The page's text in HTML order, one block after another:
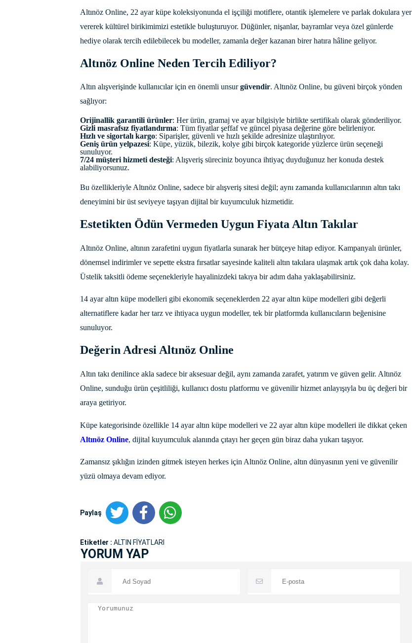
Altınöz Online, 22 ayar küpe koleksiyonunda el işçiliği motiflere, otantik işlemelere ve parlak dokulara yer
vererek kültürel birikimimizi estetikle buluşturuyor. Düğünler, nişanlar, bayramlar veya özel günlerde
hediye olarak tercih edilebilecek bu modeller, zamanla değer kazanan birer hatıra hâline geliyor.
Altınöz Online Neden Tercih Ediliyor?
Altın alışverişinde kullanıcılar için en önemli unsurgüvendir. Altınöz Online, bu güveni birçok yönden
sağlıyor:
Orijinallik garantili ürünler: Her ürün, gramaj ve ayar bilgisiyle birlikte sertifikalı olarak gönderiliyor.
Gizli masrafsız fiyatlandırma: Tüm fiyatlar şeffaf ve güncel piyasa değerine göre belirleniyor.
Hızlı ve sigortalı kargo: Siparişler, güvenli ve hızlı şekilde adresinize ulaştırılıyor.
Geniş ürün yelpazesi: Küpe, yüzük, bilezik, kolye gibi birçok kategoride yüzlerce ürün seçeneği
sunuluyor.
7/24 müşteri hizmeti desteği: Alışveriş süreciniz boyunca ihtiyaç duyduğunuz her konuda destek
alabiliyorsunuz.
Bu özellikleriyle Altınöz Online, sadece bir alışveriş sitesi değil; aynı zamanda kullanıcılarının altın takı
deneyimini bir üst seviyeye taşıyan dijital bir kuyumculuk hizmetidir.
Estetikten Ödün Vermeden Uygun Fiyata Altın Takılar
Altınöz Online, altının zarafetini uygun fiyatlarla sunarak her bütçeye hitap ediyor. Kampanyalı ürünler,
dönemsel indirimler ve sepette ekstra fırsatlar sayesinde kaliteli altın takılara ulaşmak artık çok daha kolay.
Üstelik taksitli ödeme seçenekleriyle hayalinizdeki takıya bir adım daha yaklaşabilirsiniz.
14 ayar altın küpe modelleri gibi ekonomik seçeneklerden 22 ayar altın küpe modelleri gibi değerli
alternatiflere kadar her tarz ve ihtiyaca uygun modeller, tek bir platformda kullanıcıların beğenisine
sunuluyor.
Değerin Adresi Altınöz Online
Altın takı denilince akla sadece bir aksesuar değil, aynı zamanda zarafet, yatırım ve güven gelir. Altınöz
Online, sunduğu ürün çeşitliliği, kullanıcı dostu platformu ve güvenilir hizmet anlayışıyla bu üç değeri bir
araya getiriyor.
Küpe kategorisinde özellikle 14 ayar altın küpe modelleri ve 22 ayar altın küpe modelleri ile dikkat çeken
Altınöz Online, dijital kuyumculuk alanında çıtayı her geçen gün biraz daha yukarı taşıyor.
Zamansız şıklığın izinden gitmek isteyen herkes için Altınöz Online, altın dünyasının yeni ve güvenilir
yüzü olmaya devam ediyor.
Paylaş
Etiketler : ALTIN FİYATLARI
YORUM YAP